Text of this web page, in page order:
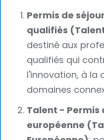
Permis de
qualifiés
destiné aux
qualifiés qui
l'innovation, à la
domaines
Talent - Permis
européenne